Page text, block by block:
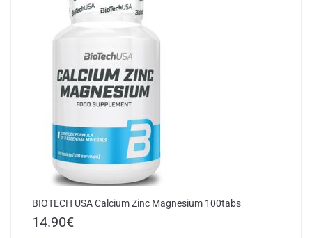
BIOTECH USA Calcium Zinc Magnesium 100tabs
14.90€